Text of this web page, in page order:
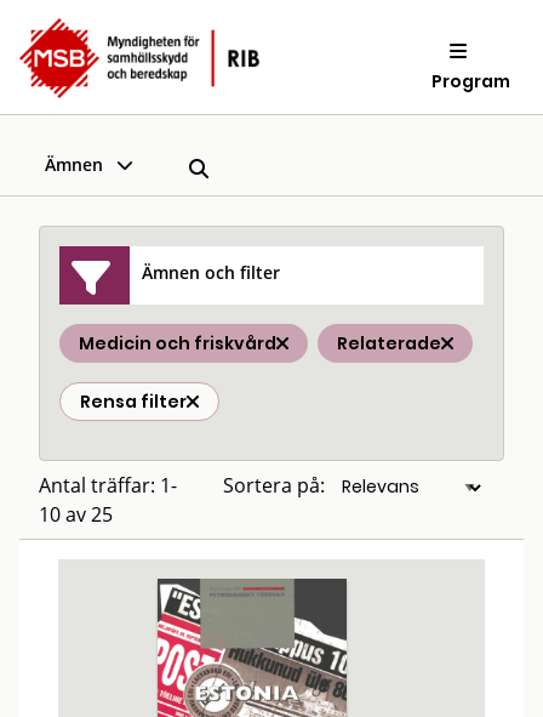
Program
Ämnen
Ämnen och filter
Medicin och friskvård Relaterade
Rensa filter
Antal träffar: 1-
10 av 25
Sortera på: